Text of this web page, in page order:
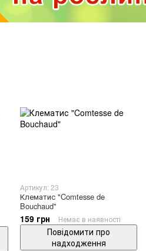
Артикул: 23
Клематис "Comtesse de
Bouchaud"
159 грн Немає в наявності
Повідомити про
надходження